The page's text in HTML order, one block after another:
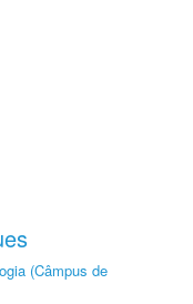
(Câmpus de